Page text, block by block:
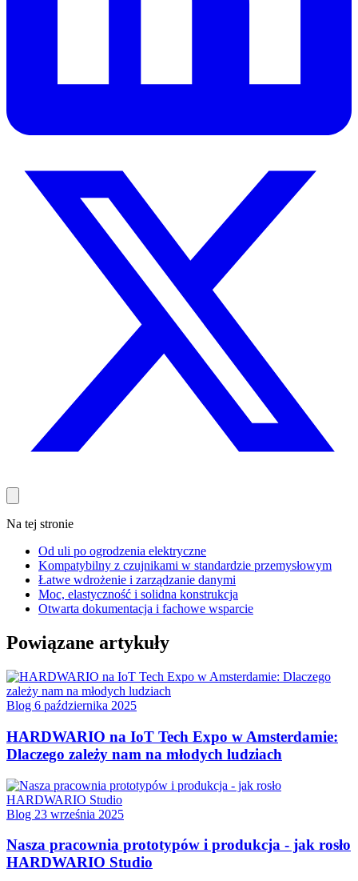
Na tej stronie
Od uli po ogrodzenia elektryczne
Kompatybilny z czujnikami w standardzie przemysłowym
Łatwe wdrożenie i zarządzanie danymi
Moc, elastyczność i solidna konstrukcja
Otwarta dokumentacja i fachowe wsparcie
Powiązane artykuły
Blog 6 października 2025
HARDWARIO na IoT Tech Expo w Amsterdamie:
Dlaczego zależy nam na młodych ludziach
Blog 23 września 2025
Nasza pracownia prototypów i produkcja - jak rosło
HARDWARIO Studio